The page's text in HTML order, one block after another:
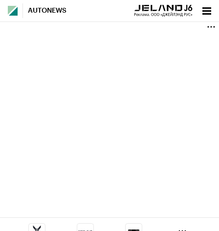
AUTONEWS